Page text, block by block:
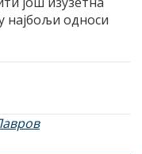
најбољи односи